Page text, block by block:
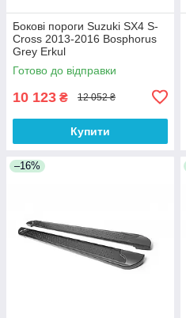
Бокові пороги Suzuki SX4 S-
Cross 2013-2016 Bosphorus
Grey Erkul
Готово до відправки
10 123 ₴ 12 052 ₴
Купити
–16%